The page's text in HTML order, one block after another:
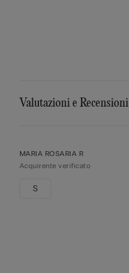
Valutazioni e Recensioni
MARIA ROSARIA R
Acquirente verificato
S